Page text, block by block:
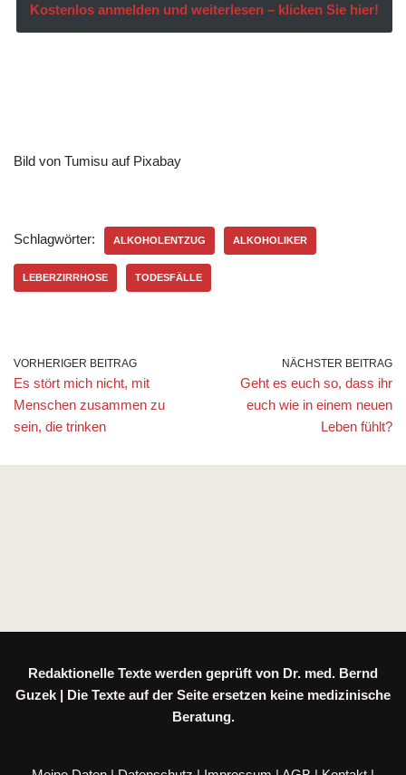
Kostenlos anmelden und weiterlesen – klicken Sie hier!
Bild von Tumisu auf Pixabay
Schlagwörter: ALKOHOLENTZUG ALKOHOLIKER
LEBERZIRRHOSE TODESFÄLLE
VORHERIGER BEITRAG
Es stört mich nicht, mit
Menschen zusammen zu
sein, die trinken
NÄCHSTER BEITRAG
Geht es euch so, dass ihr
euch wie in einem neuen
Leben fühlt?
Redaktionelle Texte werden geprüft von Dr. med. Bernd
Guzek | Die Texte auf der Seite ersetzen keine medizinische
Beratung.